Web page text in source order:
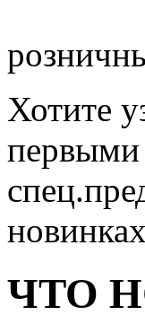
Хотите
первыми
ЧТО